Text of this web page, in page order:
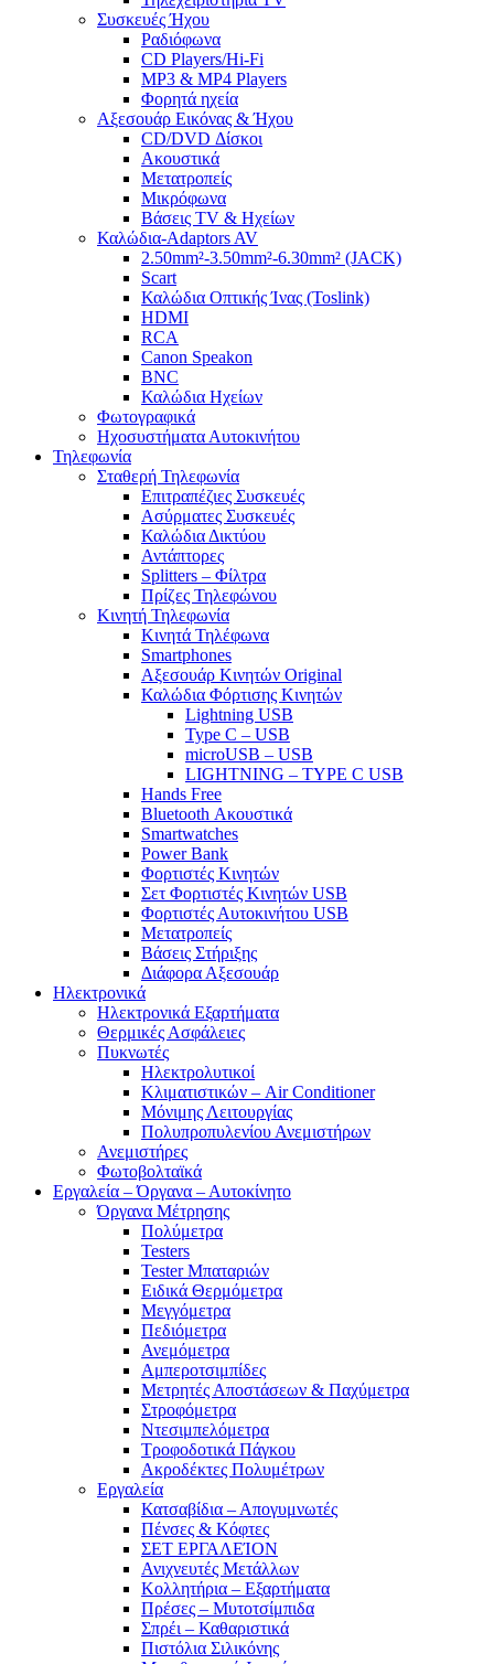
Συσκευές Ήχου
Ραδιόφωνα
CD Players/Hi-Fi
MP3 & MP4 Players
Φορητά ηχεία
Αξεσουάρ Εικόνας & Ήχου
CD/DVD Δίσκοι
Ακουστικά
Μετατροπείς
Μικρόφωνα
Βάσεις TV & Ηχείων
Καλώδια-Adaptors AV
2.50mm²-3.50mm²-6.30mm² (JACK)
Scart
Καλώδια Οπτικής Ίνας (Toslink)
HDMI
RCA
Canon Speakon
BNC
Καλώδια Ηχείων
Φωτογραφικά
Ηχοσυστήματα Αυτοκινήτου
Τηλεφωνία
Σταθερή Τηλεφωνία
Επιτραπέζιες Συσκευές
Ασύρματες Συσκευές
Καλώδια Δικτύου
Αντάπτορες
Splitters – Φίλτρα
Πρίζες Τηλεφώνου
Κινητή Τηλεφωνία
Κινητά Τηλέφωνα
Smartphones
Αξεσουάρ Κινητών Original
Καλώδια Φόρτισης Κινητών
Lightning USB
Type C – USB
microUSB – USB
LIGHTNING – TYPE C USB
Hands Free
Bluetooth Ακουστικά
Smartwatches
Power Bank
Φορτιστές Κινητών
Σετ Φορτιστές Κινητών USB
Φορτιστές Αυτοκινήτου USB
Μετατροπείς
Βάσεις Στήριξης
Διάφορα Αξεσουάρ
Ηλεκτρονικά
Ηλεκτρονικά Εξαρτήματα
Θερμικές Ασφάλειες
Πυκνωτές
Ηλεκτρολυτικοί
Κλιματιστικών – Air Conditioner
Μόνιμης Λειτουργίας
Πολυπροπυλενίου Ανεμιστήρων
Ανεμιστήρες
Φωτοβολταϊκά
Εργαλεία – Όργανα – Αυτοκίνητο
Όργανα Μέτρησης
Πολύμετρα
Testers
Tester Μπαταριών
Ειδικά Θερμόμετρα
Μεγγόμετρα
Πεδιόμετρα
Ανεμόμετρα
Αμπεροτσιμπίδες
Μετρητές Αποστάσεων & Παχύμετρα
Στροφόμετρα
Ντεσιμπελόμετρα
Τροφοδοτικά Πάγκου
Ακροδέκτες Πολυμέτρων
Εργαλεία
Κατσαβίδια – Απογυμνωτές
Πένσες & Κόφτες
ΣΕΤ ΕΡΓΑΛΕΊΟΝ
Ανιχνευτές Μετάλλων
Κολλητήρια – Εξαρτήματα
Πρέσες – Μυτοτσίμπιδα
Σπρέι – Καθαριστικά
Πιστόλια Σιλικόνης